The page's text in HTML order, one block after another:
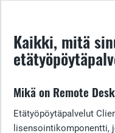
Kaikki, mitä
Mikä on Remote
Etätyöpöytäpalvelut
lisensointikomponentti,